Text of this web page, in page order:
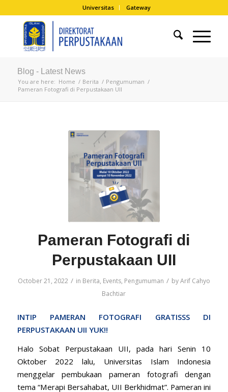
Universitas Gateway
Blog - Latest News
You are here: Home / Berita / Pengumuman /
Pameran Fotografi di Perpustakaan UII
Pameran Fotografi di
Perpustakaan UII
October 21, 2022 / in Berita, Events, Pengumuman / byArif Cahyo
Bachtiar
INTIP PAMERAN FOTOGRAFI GRATISSS DI
PERPUSTAKAAN UII YUK!!
Halo Sobat Perpustakaan UII, pada hari Senin 10
Oktober 2022 lalu, Universitas Islam Indonesia
menggelar pembukaan pameran fotografi dengan
tema “Merapi Bersahabat, UII Berkhidmat”. Pameran ini